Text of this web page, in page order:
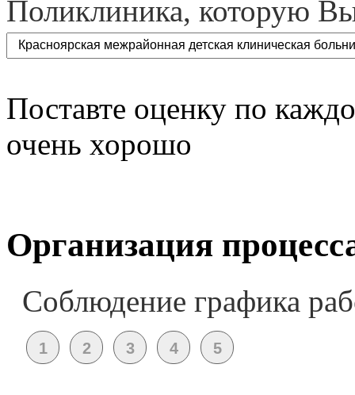
Поликлиника, которую
Поставте оценку по
очень хорошо
Организация
Соблюдение графика